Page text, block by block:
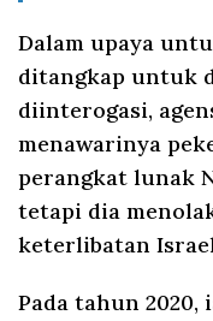
Dalam upaya
ditangkap untuk
diinterogasi,
menawarinya
perangkat lunak
tetapi dia
keterlibatan
Pada tahun